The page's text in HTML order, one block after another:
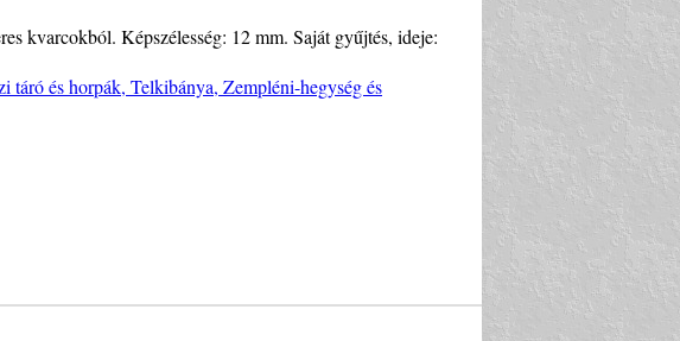
kvarcokból. Képszélesség: 12 mm. Saját gyűjtés, ideje:
táró és horpák, Telkibánya, Zempléni-hegység és